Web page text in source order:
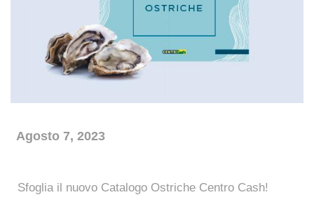
News
Agosto 7, 2023
Sfoglia il nuovo Catalogo Ostriche Centro Cash!